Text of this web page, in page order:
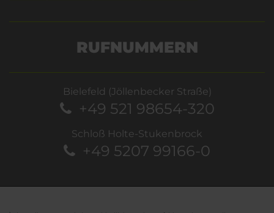
RUFNUMMERN
Bielefeld (Jöllenbecker Straße)
+49 521 98654-320
Schloß Holte-Stukenbrock
+49 5207 99166-0